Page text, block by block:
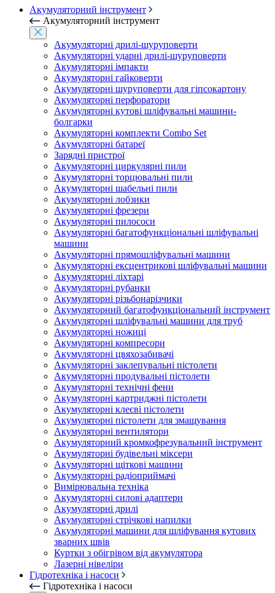
Акумуляторний інструмент
Акумуляторний інструмент
Акумуляторні дрилі-шуруповерти
Акумуляторні ударні дрилі-шуруповерти
Акумуляторні імпакти
Акумуляторні гайковерти
Акумуляторні шуруповерти для гіпсокартону
Акумуляторні перфоратори
Акумуляторні кутові шліфувальні машини-
болгарки
Акумуляторні комплекти Combo Set
Акумуляторні батареї
Зарядні пристрої
Акумуляторні циркулярні пили
Акумуляторні торцювальні пили
Акумуляторні шабельні пили
Акумуляторні лобзики
Акумуляторні фрезери
Акумуляторні пилососи
Акумуляторні багатофункціональні шліфувальні
машини
Акумуляторні прямошліфувальні машини
Акумуляторні ексцентрикові шліфувальні машини
Акумуляторні ліхтарі
Акумуляторні рубанки
Акумуляторні різьбонарізчики
Акумуляторний багатофункціональний інструмент
Акумуляторні шліфувальні машини для труб
Акумуляторні ножиці
Акумуляторні компресори
Акумуляторні цвяхозабивачі
Акумуляторні заклепувальні пістолети
Акумуляторні продувальні пістолети
Акумуляторні технічні фени
Акумуляторні картриджні пістолети
Акумуляторні клеєві пістолети
Акумуляторні пістолети для змащування
Акумуляторні вентилятори
Акумуляторний кромкофрезувальний інструмент
Акумуляторні будівельні міксери
Акумуляторні щіткові машини
Акумуляторні радіоприймачі
Вимірювальна техніка
Акумуляторні силові адаптери
Акумуляторні дрилі
Акумуляторні стрічкові напилки
Акумуляторні машини для шліфування кутових
зварних швів
Куртки з обігрівом від акумулятора
Лазерні нівеліри
Гідротехніка і насоси
Гідротехніка і насоси